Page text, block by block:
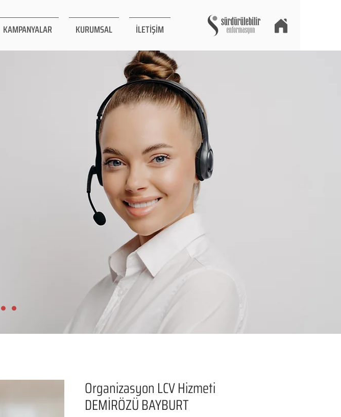
KAMPANYALAR KURUMSAL İLETİŞİM
Organizasyon LCV Hizmeti
DEMİRÖZÜ BAYBURT